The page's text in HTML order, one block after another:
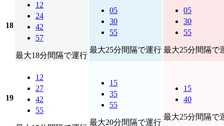
18
12
24
42
57
最大18分間隔で運行
05
30
55
最大25分間隔で運行
05
30
55
最大25分間隔で
19
12
27
42
55
15
35
55
最大20分間隔で運行
15
40
最大25分間隔で